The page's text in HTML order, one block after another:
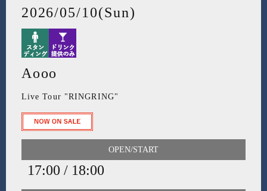
2026/05/10(Sun)
Aooo
Live Tour "RINGRING"
OPEN/START
17:00 / 18:00